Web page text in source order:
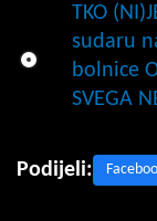
TKO
sudaru
bolnice
SVEGA
Podijeli: